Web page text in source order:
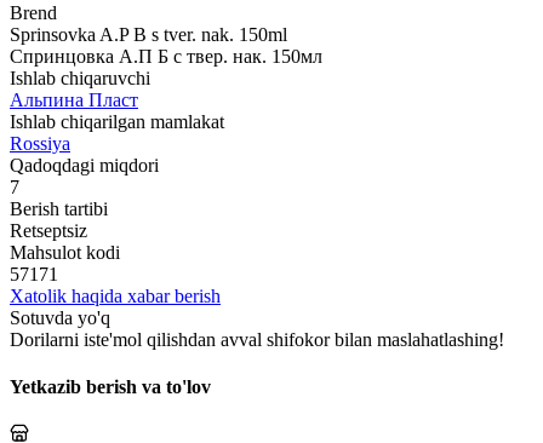
Brend
Sprinsovka A.P B s tver. nak. 150ml
Спринцовка А.П Б с твер. нак. 150мл
Ishlab chiqaruvchi
Альпина Пласт
Ishlab chiqarilgan mamlakat
Rossiya
Qadoqdagi miqdori
7
Berish tartibi
Retseptsiz
Mahsulot kodi
57171
Xatolik haqida xabar berish
Sotuvda yo'q
Dorilarni iste'mol qilishdan avval shifokor bilan maslahatlashing!
Yetkazib berish va to'lov